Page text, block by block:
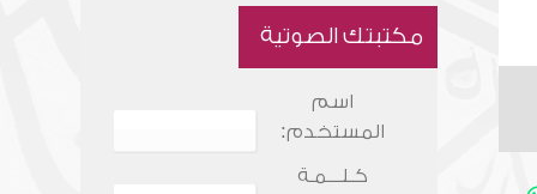
مكتبتك الصوتية
اسم
المستخدم:
كـلـــمـة